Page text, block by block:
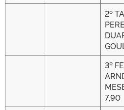
2º
3º
7,90